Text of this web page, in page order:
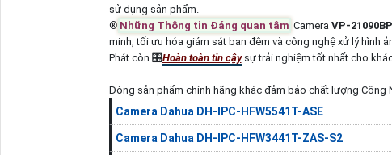
sử dụng sản phẩm.
®️ Những Thông tin Đáng quan tâm Camera VP-21090BP
minh, tối ưu hóa giám sát ban đêm và công nghệ xử lý hình
Phát còn 🎛Hoàn toàn tin cậysự trải nghiệm tốt nhất cho
Dòng sản phẩm chính hãng khác đảm bảo chất lượng Công
Camera Dahua DH-IPC-HFW5541T-ASE
Camera Dahua DH-IPC-HFW3441T-ZAS-S2